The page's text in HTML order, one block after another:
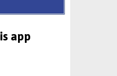
app